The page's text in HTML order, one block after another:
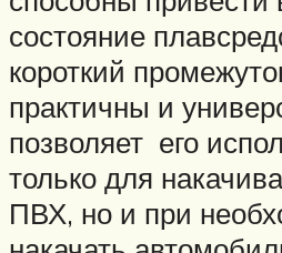
состояние
короткий
практичны и
позволяет его
только для
ПВХ, но и при